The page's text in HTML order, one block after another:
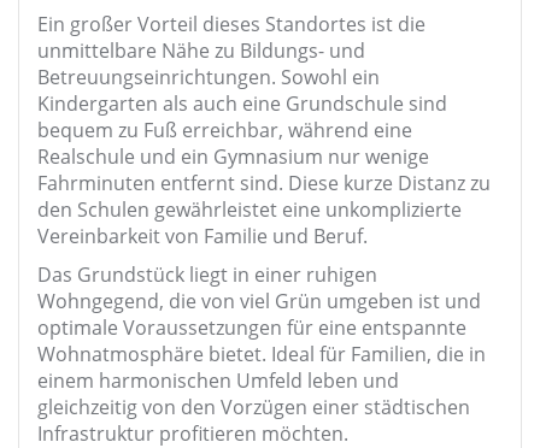
Ein großer Vorteil dieses Standortes ist die
unmittelbare Nähe zu Bildungs- und
Betreuungseinrichtungen. Sowohl ein
Kindergarten als auch eine Grundschule sind
bequem zu Fuß erreichbar, während eine
Realschule und ein Gymnasium nur wenige
Fahrminuten entfernt sind. Diese kurze Distanz zu
den Schulen gewährleistet eine unkomplizierte
Vereinbarkeit von Familie und Beruf.
Das Grundstück liegt in einer ruhigen
Wohngegend, die von viel Grün umgeben ist und
optimale Voraussetzungen für eine entspannte
Wohnatmosphäre bietet. Ideal für Familien, die in
einem harmonischen Umfeld leben und
gleichzeitig von den Vorzügen einer städtischen
Infrastruktur profitieren möchten.